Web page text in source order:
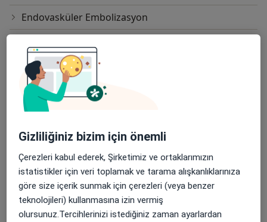
Endovasküler Embolizasyon
Fundoplikasyon - Laparoskopik Cerrahi
Fundoplikasyon(Gerd Cerrahisi)
Gastroskopi
Göbek Fıtığı Ameliyatı
Kanser Cerrahisi
Kolektomi (Kalın Bağırsağın Çıkarılması)
Küçük Cerrahiler
Gizliliğiniz bizim için önemli
Çerezleri kabul ederek, Şirketimiz ve ortaklarımızın
istatistikler için veri toplamak ve tarama alışkanlıklarınıza
göre size içerik sunmak için çerezleri (veya benzer
teknolojileri) kullanmasına izin vermiş
olursunuz.Tercihlerinizi istediğiniz zaman ayarlardan